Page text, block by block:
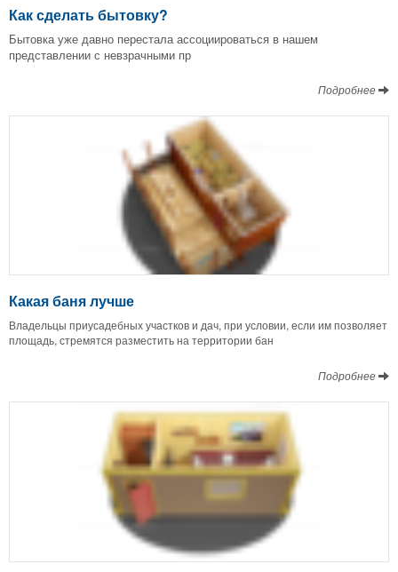
Как сделать бытовку?
Бытовка уже давно перестала ассоциироваться в нашем
представлении с невзрачными пр
Подробнее
Какая баня лучше
Владельцы приусадебных участков и дач, при условии, если им позволяет
площадь, стремятся разместить на территории бан
Подробнее